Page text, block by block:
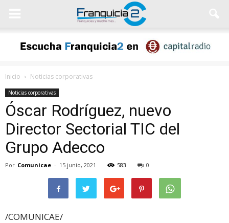
Inicio Noticias corporativas
Noticias corporativas
Óscar Rodríguez, nuevo
Director Sectorial TIC del
Grupo Adecco
Por Comunicae - 15 junio, 2021 583 0
/COMUNICAE/